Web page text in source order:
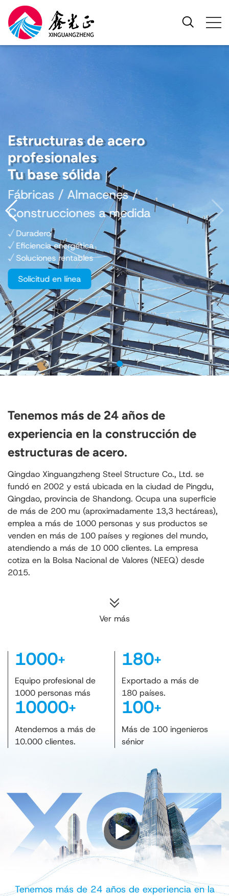
Estructuras de acero
profesionales
Tu base sólida
Fábricas / Almacenes /
Construcciones a medida
√ Duradero
√ Eficiencia energética
√ Soluciones rentables
Solicitud en línea
Tenemos más de 24 años de
experiencia en la construcción de
estructuras de acero.
Qingdao Xinguangzheng Steel Structure Co., Ltd. se
fundó en 2002 y está ubicada en la ciudad de Pingdu,
Qingdao, provincia de Shandong. Ocupa una superficie
de más de 200 mu (aproximadamente 13,3 hectáreas),
emplea a más de 1000 personas y sus productos se
venden en más de 100 países y regiones del mundo,
atendiendo a más de 10 000 clientes. La empresa
cotiza en la Bolsa Nacional de Valores (NEEQ) desde
2015.
Ver más
1000+
Equipo profesional de
1000 personas más
180+
Exportado a más de
180 países.
10000+
Atendemos a más de
10.000 clientes.
100+
Más de 100 ingenieros
sénior
Tenemos más de 24 años de experiencia en la